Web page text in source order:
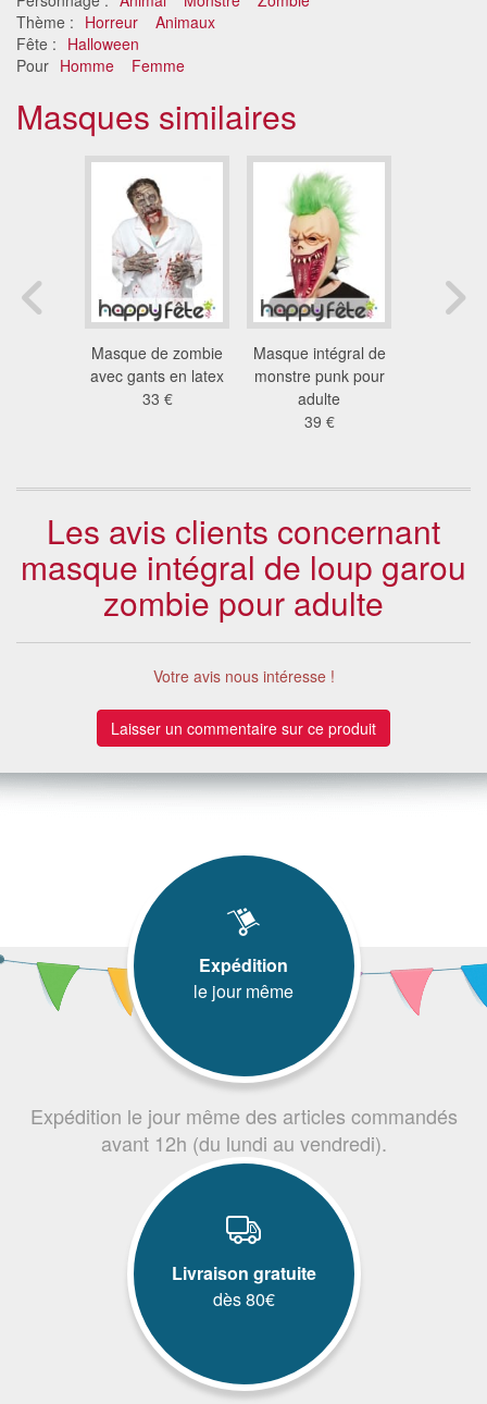
Thème : Horreur
Animaux
Fête : Halloween
Pour Homme Femme
Masques similaires
Masque de zombie
avec gants en latex
33 €
Masque intégral de
monstre punk pour
adulte
39 €
Les avis clients concernant
masque intégral de loup garou
zombie pour adulte
Votre avis nous intéresse !
Laisser un commentaire sur ce produit
Expédition
le jour même
Expédition le jour même des articles commandés
avant 12h (du lundi au vendredi).
Livraison gratuite
dès 80€